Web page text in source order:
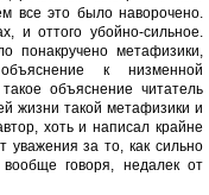
все это было наворочено.
и оттого убойно-сильное.
понакручено метафизики,
к низменной
объяснение читатель
жизни такой метафизики и
хоть и написал крайне
уважения за то, как сильно
говоря, недалек от